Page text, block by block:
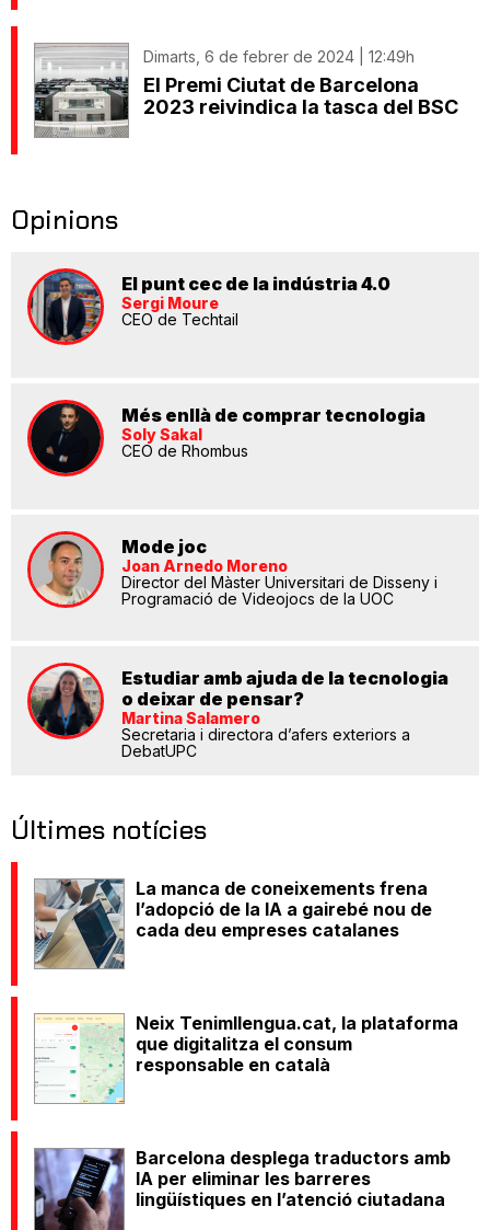
Dimarts, 6 de febrer de 2024 | 12:49h
El Premi Ciutat de Barcelona
2023 reivindica la tasca del BSC
Opinions
El punt cec de la indústria 4.0
Sergi Moure
CEO de Techtail
Més enllà de comprar tecnologia
Soly Sakal
CEO de Rhombus
Mode joc
Joan Arnedo Moreno
Director del Màster Universitari de Disseny i
Programació de Videojocs de la UOC
Estudiar amb ajuda de la tecnologia
o deixar de pensar?
Martina Salamero
Secretaria i directora d’afers exteriors a
DebatUPC
Últimes notícies
La manca de coneixements frena
l’adopció de la IA a gairebé nou de
cada deu empreses catalanes
Neix Tenimllengua.cat, la plataforma
que digitalitza el consum
responsable en català
Barcelona desplega traductors amb
IA per eliminar les barreres
lingüístiques en l’atenció ciutadana